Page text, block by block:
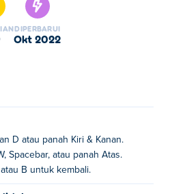
DIPERBARUI
Okt 2022
D atau panah Kiri & Kanan.
Spacebar, atau panah Atas.
B untuk kembali.